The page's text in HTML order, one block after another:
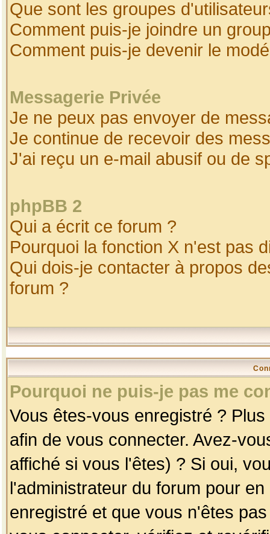
Que sont les groupes
Comment puis-je joindre un
Comment puis-je devenir le
Messagerie Privée
Je ne peux pas envoyer de
Je continue de recevoir des
J'ai reçu un e-mail abusif ou de
phpBB 2
Qui a écrit ce forum ?
Pourquoi la fonction X n'est pas
Qui dois-je contacter à propos
forum ?
Pourquoi ne puis-je pas me
Vous êtes-vous enregistré ?
afin de vous connecter. Avez-
affiché si vous l'êtes) ? Si oui,
l'administrateur du forum pour
enregistré et que vous n'êtes